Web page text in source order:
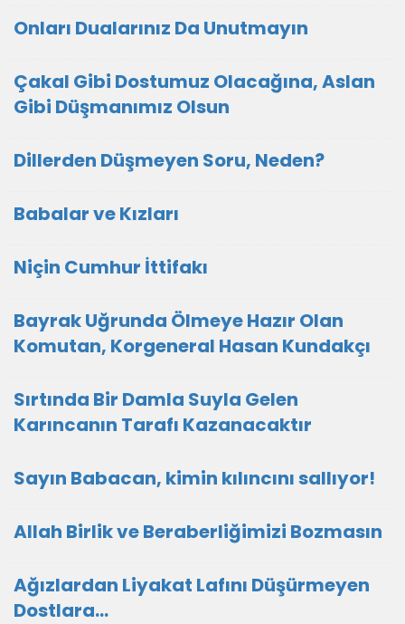
Onları Dualarınız Da Unutmayın
Çakal Gibi Dostumuz Olacağına, Aslan
Gibi Düşmanımız Olsun
Dillerden Düşmeyen Soru, Neden?
Babalar ve Kızları
Niçin Cumhur İttifakı
Bayrak Uğrunda Ölmeye Hazır Olan
Komutan, Korgeneral Hasan Kundakçı
Sırtında Bir Damla Suyla Gelen
Karıncanın Tarafı Kazanacaktır
Sayın Babacan, kimin kılıncını sallıyor!
Allah Birlik ve Beraberliğimizi Bozmasın
Ağızlardan Liyakat Lafını Düşürmeyen
Dostlara...